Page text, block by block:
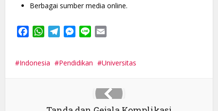
Berbagai sumber media online.
FacebookWhatsApp
TelegramMessenger
Line
Indonesia Pendidikan Universitas